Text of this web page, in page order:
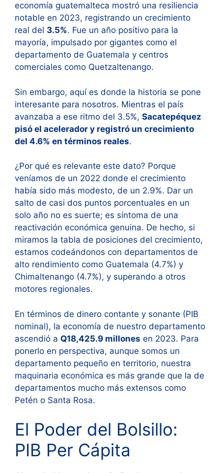
economía guatemalteca mostró una resiliencia
notable en 2023, registrando un crecimiento
real del 3.5%. Fue un año positivo para la
mayoría, impulsado por gigantes como el
departamento de Guatemala y centros
comerciales como Quetzaltenango.
Sin embargo, aquí es donde la historia se pone
interesante para nosotros. Mientras el país
avanzaba a ese ritmo del 3.5%, Sacatepéquez
pisó el acelerador y registró un crecimiento
del 4.6% en términos reales.
¿Por qué es relevante este dato? Porque
veníamos de un 2022 donde el crecimiento
había sido más modesto, de un 2.9%. Dar un
salto de casi dos puntos porcentuales en un
solo año no es suerte; es síntoma de una
reactivación económica genuina. De hecho, si
miramos la tabla de posiciones del crecimiento,
estamos codeándonos con departamentos de
alto rendimiento como Guatemala (4.7%) y
Chimaltenango (4.7%), y superando a otros
motores regionales.
En términos de dinero contante y sonante (PIB
nominal), la economía de nuestro departamento
ascendió a Q18,425.9 millones en 2023. Para
ponerlo en perspectiva, aunque somos un
departamento pequeño en territorio, nuestra
maquinaria económica es más grande que la de
departamentos mucho más extensos como
Petén o Santa Rosa.
El Poder del Bolsillo:
PIB Per Cápita